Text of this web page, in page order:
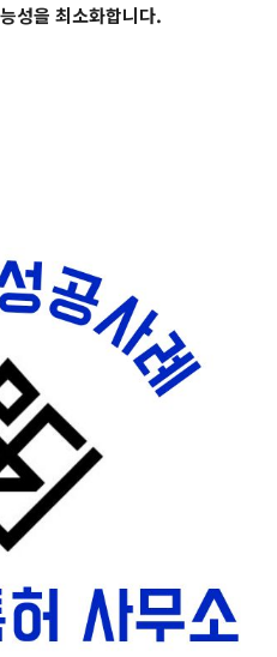
성을 최소화합니다.